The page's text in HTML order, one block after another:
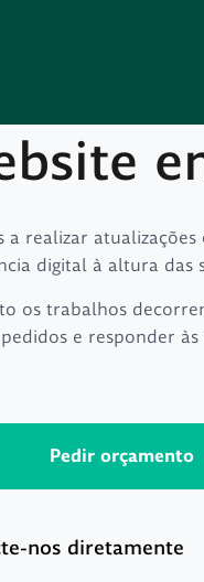
a realizar
digital à altura das
os trabalhos
e responder às
Pedir orçamento
nos diretamente